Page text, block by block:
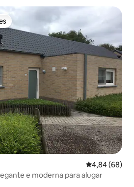
4,84 de uma
4,84 (68)
e moderna para alugar